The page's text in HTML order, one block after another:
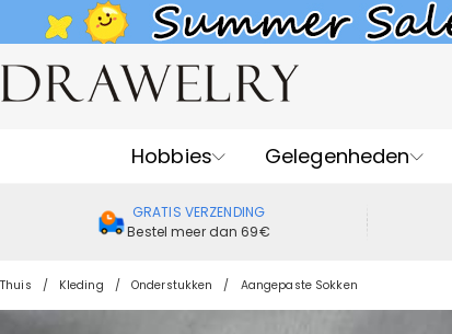
Hobbies Gelegenheden
GRATIS VERZENDING
Bestel meer dan 69€
Thuis Kleding Onderstukken Aangepaste Sokken